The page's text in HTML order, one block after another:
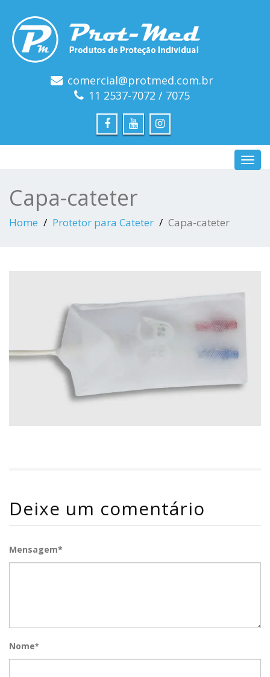
comercial@protmed.com.br
11 2537-7072 / 7075
Capa-cateter
Home Protetor para Cateter Capa-cateter
Deixe um comentário
Mensagem*
Nome*